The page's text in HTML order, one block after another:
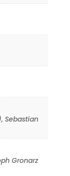
, Sebastian
Gronarz